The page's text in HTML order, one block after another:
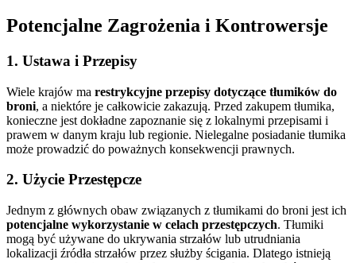
Potencjalne Zagrożenia i Kontrowersje
1. Ustawa i Przepisy
Wiele krajów ma restrykcyjne przepisy dotyczące tłumików do
broni, a niektóre je całkowicie zakazują. Przed zakupem tłumika,
konieczne jest dokładne zapoznanie się z lokalnymi przepisami i
prawem w danym kraju lub regionie. Nielegalne posiadanie tłumika
może prowadzić do poważnych konsekwencji prawnych.
2. Użycie Przestępcze
Jednym z głównych obaw związanych z tłumikami do broni jest ich
potencjalne wykorzystanie w celach przestępczych. Tłumiki
mogą być używane do ukrywania strzałów lub utrudniania
lokalizacji źródła strzałów przez służby ścigania. Dlatego istnieją